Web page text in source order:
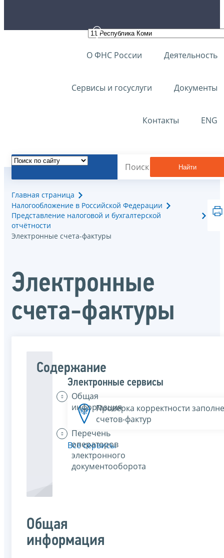
О ФНС России Деятельность
Сервисы и госуслуги Документы
Контакты ENG
Найти
Главная страница
Налогообложение в Российской Федерации
Представление налоговой и бухгалтерской
отчётности
Электронные счета-фактуры
Электронные
счета-фактуры
Содержание
Общая
информация
Перечень
операторов
электронного
документооборота
Общая
информация
Электронные сервисы
Проверка корректности
счетов-фактур
Все сервисы